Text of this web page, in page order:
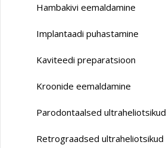
Hambakivi eemaldamine
Implantaadi puhastamine
Kaviteedi preparatsioon
Kroonide eemaldamine
Parodontaalsed ultraheliotsikud
Retrograadsed ultraheliotsikud